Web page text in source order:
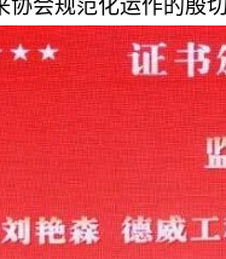
会规范化运作的殷切